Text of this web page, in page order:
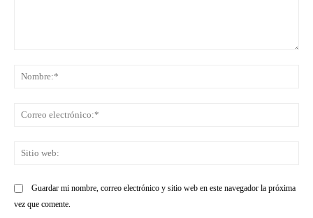
Guardar mi nombre, correo electrónico y sitio web en este navegador la próxima
vez que comente.